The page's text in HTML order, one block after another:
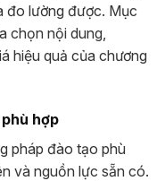
đo lường được. Mục
chọn nội dung,
hiệu quả của chương
hợp
pháp đào tạo phù
và nguồn lực sẵn có.